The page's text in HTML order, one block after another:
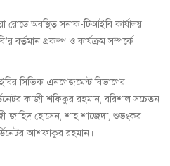
রোডে অবস্থিত সনাক-টিআইবি কার্যালয়
বর্তমান প্রকল্প ও কার্যক্রম সম্পর্কে
সিভিক এনগেজমেন্ট বিভাগের
কাজী শফিকুর রহমান, বরিশাল সচেতন
জাহিদ হোসেন, শাহ শাজেদা, শুভংকর
আশফাকুর রহমান।